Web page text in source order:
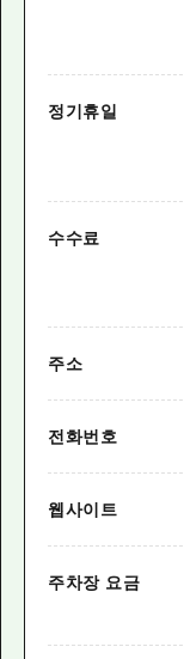
정기휴일
수수료
주소
전화번호
웹사이트
주차장 요금